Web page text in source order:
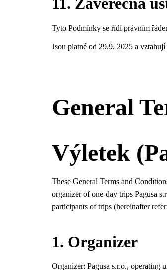
Tyto Podmínky se řídí právním
Jsou platné od 29.9. 2025 a
General
Výletek
These General Terms and
organizer of one-day trips Pagusa
participants of trips (hereinafter
1. Organizer
Organizer: Pagusa s.r.o., operating